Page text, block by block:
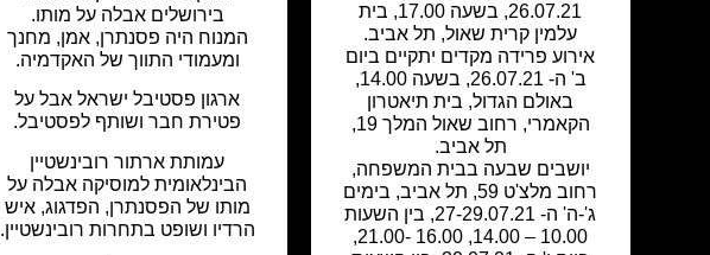
26.07.21, בשעה 17.00, בית
עלמין קרית שאול, תל אביב.
אירוע פרידה מקדים יתקיים ביום
ב' ה- 26.07.21, בשעה 14.00,
באולם הגדול, בית תיאטרון
הקאמרי, רחוב שאול המלך 19,
תל אביב.
יושבים שבעה בבית המשפחה,
רחוב מלצ'ט 59, תל אביב, בימים
ג'-ה' ה- 27-29.07.21, בין השעות
10.00 – 14.00, 16.00 -21.00,
בירושלים אבלה על מותו.
המנוח היה פסנתרן, אמן, מחנך
ומעמודי התווך של האקדמיה.
ארגון פסטיבל ישראל אבל על
פטירת חבר ושותף לפסטיבל.
עמותת ארתור רובינשטיין
הבינלאומית למוסיקה אבלה על
מותו של הפסנתרן, הפדגוג, איש
הרדיו ושופט בתחרות רובינשטיין.